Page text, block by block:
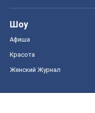
Шоу
Афиша
Красота
Женский Журнал